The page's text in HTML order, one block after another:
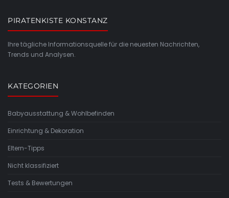
PIRATENKISTE KONSTANZ
Ihre tägliche Informationsquelle für die neuesten Nachrichten,
Trends und Analysen.
KATEGORIEN
Babyausstattung & Wohlbefinden
Einrichtung & Dekoration
Eltern-Tipps
Nicht klassifiziert
Tests & Bewertungen